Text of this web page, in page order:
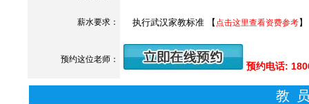
薪水要求： 执行武汉家教标准 【 点击这里查看资费参考】
预约这位老师：
预约电话:
教